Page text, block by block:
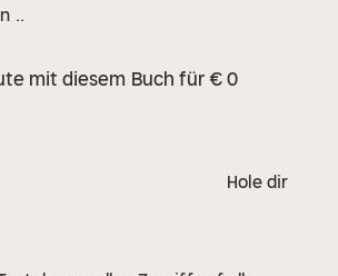
..
mit diesem Buch für € 0
Hole dir